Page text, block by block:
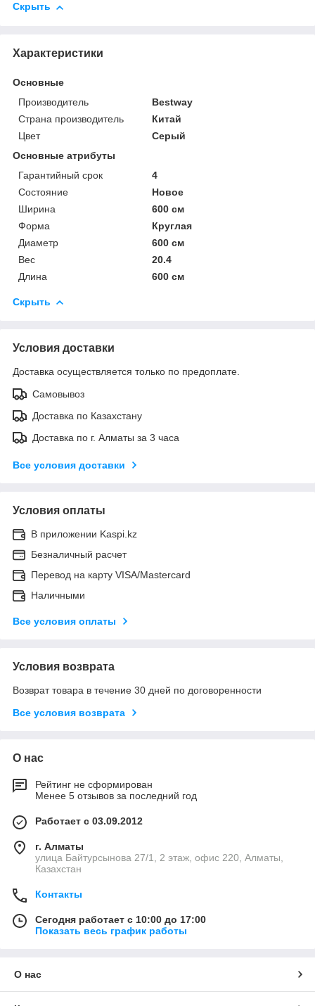
Скрыть
Характеристики
Основные
Производитель
Bestway
Страна производитель
Китай
Цвет
Серый
Основные атрибуты
Гарантийный срок
4
Состояние
Новое
Ширина
600 см
Форма
Круглая
Диаметр
600 см
Вес
20.4
Длина
600 см
Скрыть
Условия доставки
Доставка осуществляется только по предоплате.
Самовывоз
Доставка по Казахстану
Доставка по г. Алматы за 3 часа
Все условия доставки
Условия оплаты
В приложении Kaspi.kz
Безналичный расчет
Перевод на карту VISA/Mastercard
Наличными
Все условия оплаты
Условия возврата
Возврат товара в течение 30 дней по договоренности
Все условия возврата
О нас
Рейтинг не сформирован
Менее 5 отзывов за последний год
Работает с 03.09.2012
г. Алматы
улица Байтурсынова 27/1, 2 этаж, офис 220, Алматы,
Казахстан
Контакты
Сегодня работает с 10:00 до 17:00
Показать весь график работы
О нас